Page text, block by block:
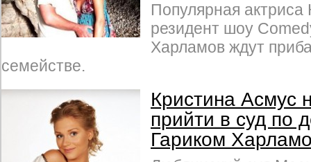
Популярная
резидент шоу
Харламов ждут
семействе.
Кристина Асмус
прийти в суд по
Гариком